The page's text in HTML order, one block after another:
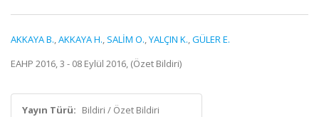
AKKAYA B.,AKKAYA H., SALİM O.,YALÇIN K.,GÜLER E.
EAHP 2016, 3 - 08 Eylül 2016, (Özet Bildiri)
Yayın Türü: Bildiri / Özet Bildiri